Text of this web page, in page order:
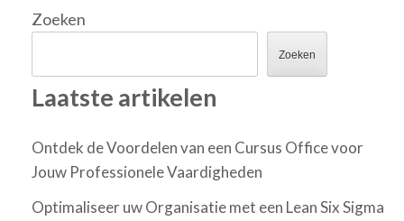
Zoeken
Zoeken
Laatste artikelen
Ontdek de Voordelen van een Cursus Office voor
Jouw Professionele Vaardigheden
Optimaliseer uw Organisatie met een Lean Six Sigma